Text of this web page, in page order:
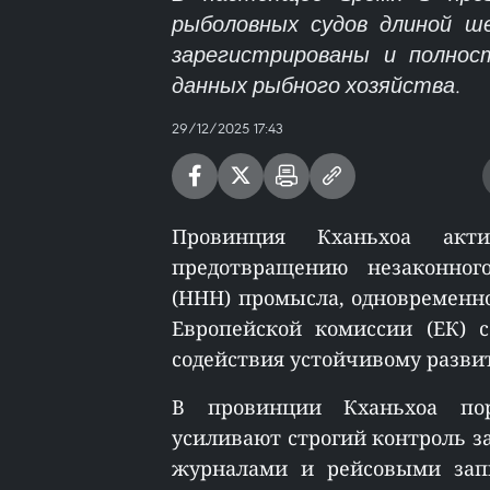
рыболовных судов длиной
зарегистрированы и
данных рыбного хозяйства.
29/12/2025 17:43
Провинция Кханьхоа
предотвращению
(ННН) промысла,
Европейской комиссии (ЕК)
содействия устойчивому
В провинции Кханьхоа
усиливают строгий контроль
журналами и рейсовыми